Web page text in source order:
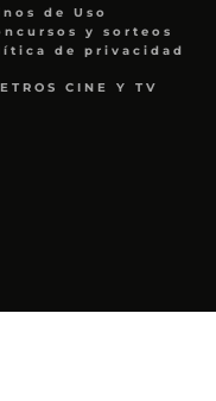
de Uso
y sorteos
de privacidad
CINE Y TV